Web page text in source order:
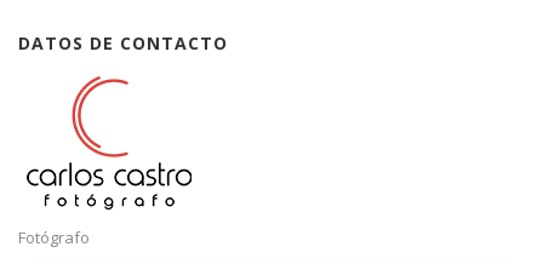
DATOS DE CONTACTO
Fotógrafo